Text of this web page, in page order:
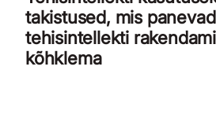
takistused, mis
tehisintellekti
kõhklema